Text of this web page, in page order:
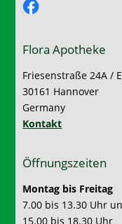
Flora Apotheke
Friesenstraße 24A /
30161 Hannover
Germany
Kontakt
Öffnungszeiten
Montag bis Freitag
7.00 bis 13.30 Uhr
15.00 bis 18.30 Uhr